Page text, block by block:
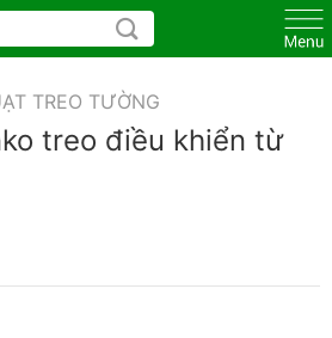
TREO TƯỜNG
treo điều khiển từ